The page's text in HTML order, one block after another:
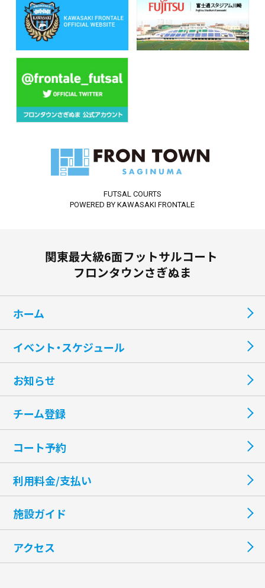
FUTSAL COURTS
POWERED BY KAWASAKI FRONTALE
関東最大級6面フットサルコート
フロンタウンさぎぬま
ホーム
イベント・スケジュール
お知らせ
チーム登録
コート予約
利用料金/支払い
施設ガイド
アクセス